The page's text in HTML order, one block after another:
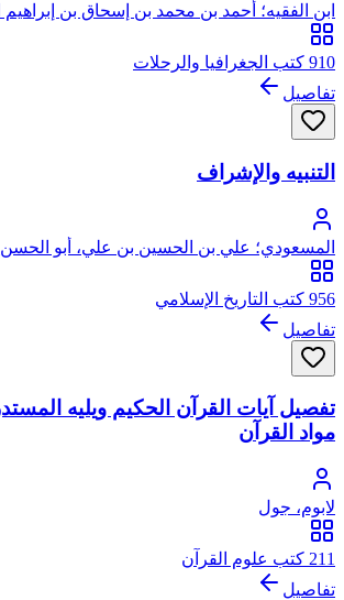
ابن الفقيه؛ أحمد بن محمد بن إسحاق بن إبراهيم
ابن الفقيه
910 كتب الجغرافيا والرحلات
تفاصيل
التنبيه والإشراف
المسعودي؛ علي بن الحسين بن علي، أبو
ذرية عبد الله بن مسعود
956 كتب التاريخ الإسلامي
تفاصيل
تفصيل آيات القرآن الحكيم ويليه
مواد القرآن
لابوم، جول
211 كتب علوم القرآن
تفاصيل